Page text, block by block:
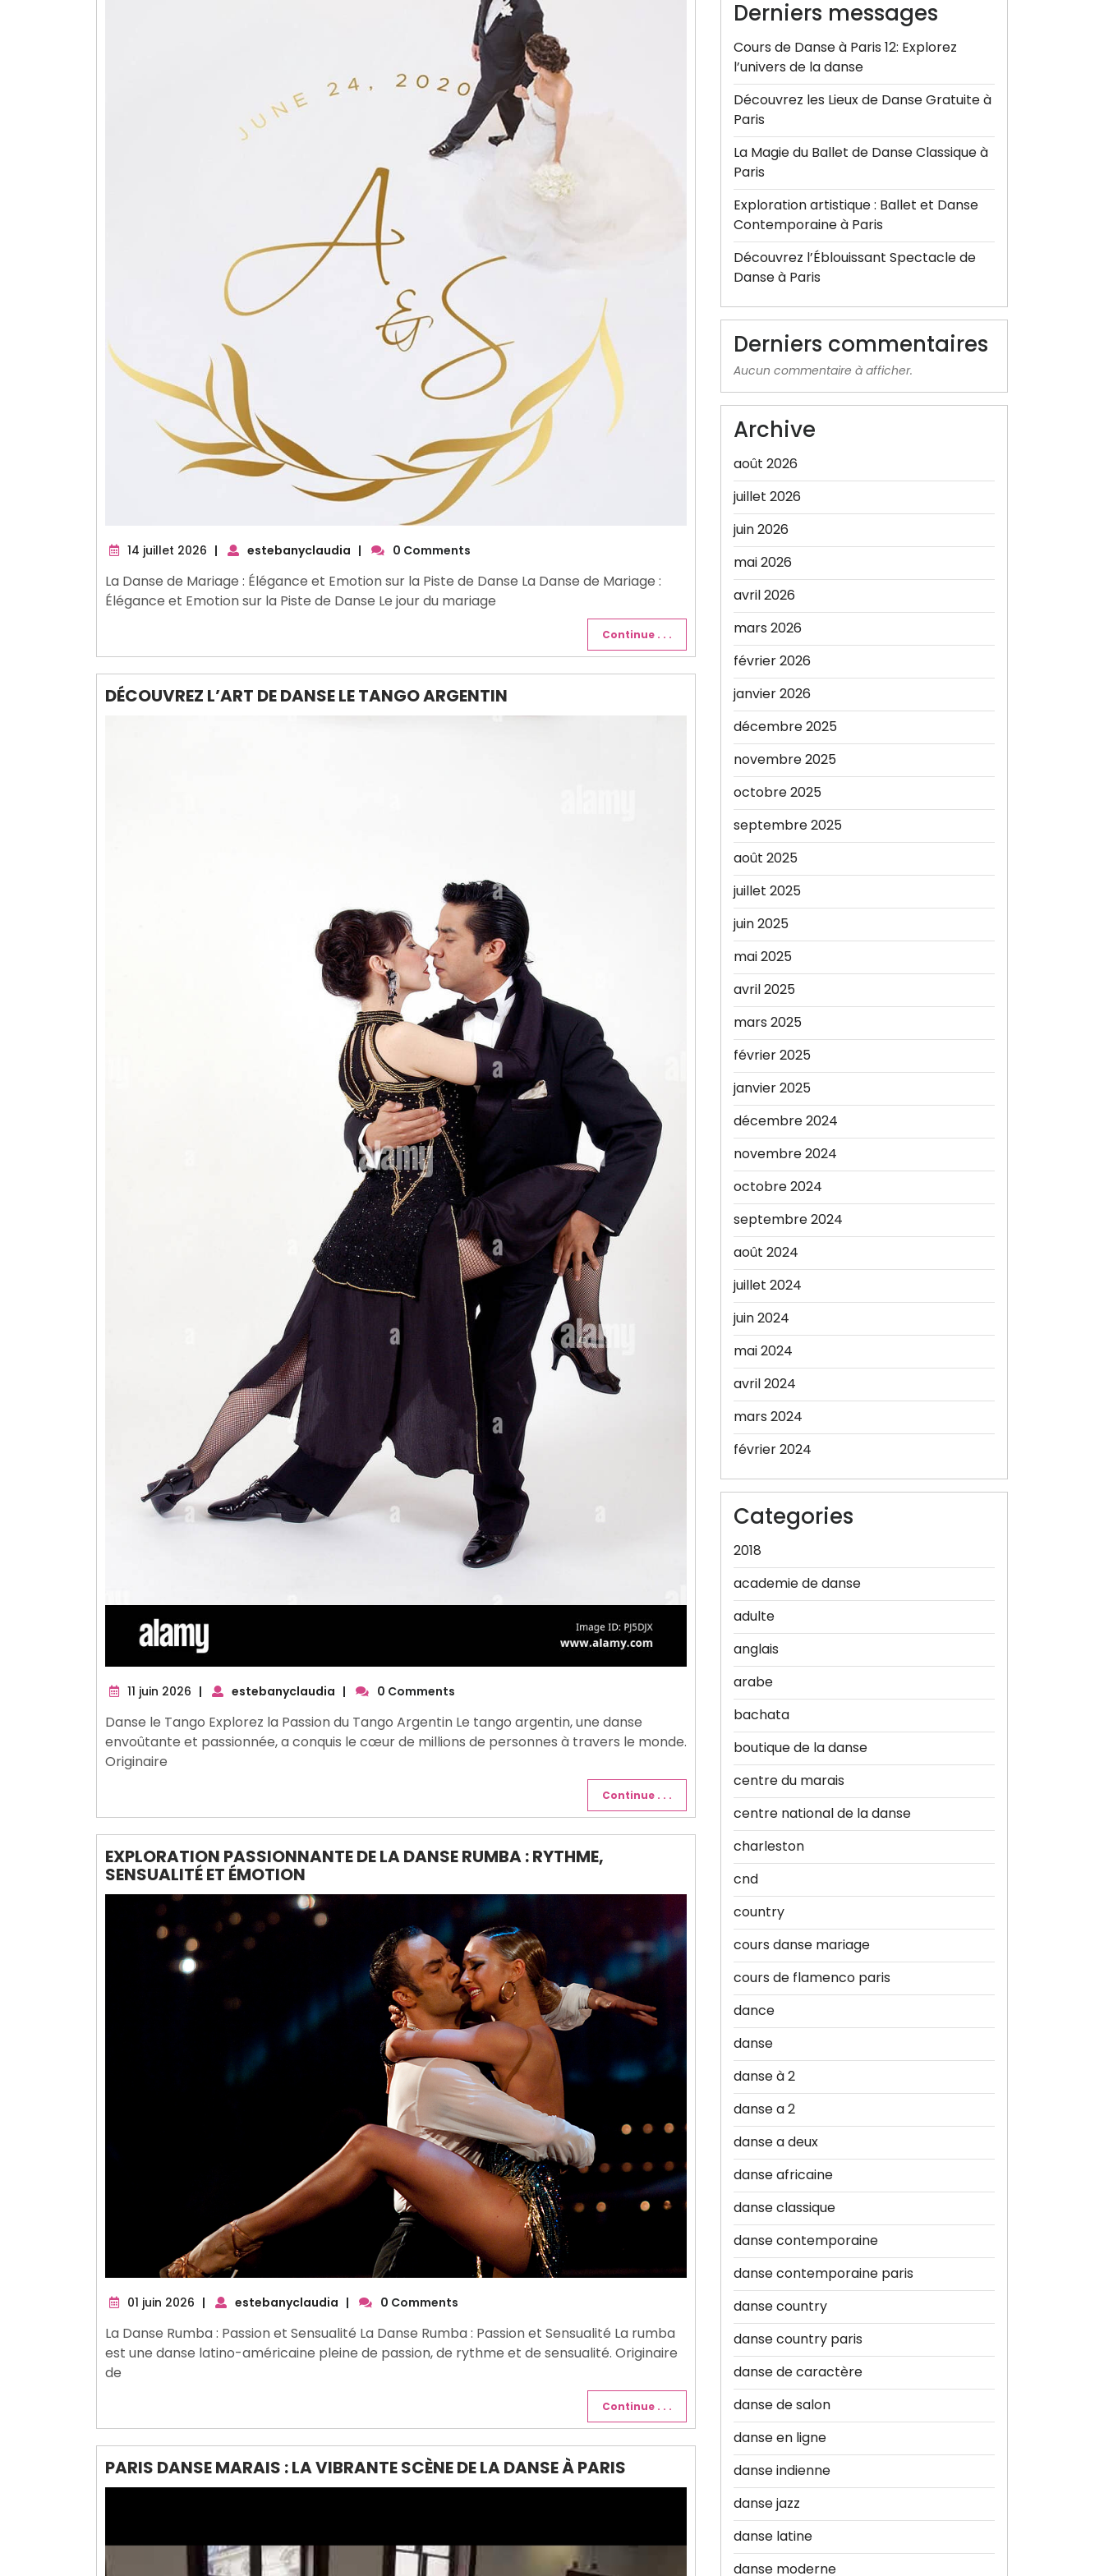
14 juillet 2026 14
2026
| estebanyclaudia | 0 Comments
La Danse de Mariage : Élégance et Emotion sur la Piste de Danse La Danse de Mariage :
Élégance et Emotion sur la Piste de Danse Le jour du mariage
Continue . . .
DÉCOUVREZ L’ART DE DANSE LE TANGO ARGENTIN
11 juin 2026 11
2026
| estebanyclaudia | 0 Comments
Danse le Tango Explorez la Passion du Tango Argentin Le tango argentin, une danse
envoûtante et passionnée, a conquis le cœur de millions de personnes à travers le monde.
Originaire
Continue . . .
EXPLORATION PASSIONNANTE DE LA DANSE RUMBA : RYTHME,
SENSUALITÉ ET ÉMOTION
01 juin 2026 01
2026
| estebanyclaudia | 0 Comments
La Danse Rumba : Passion et Sensualité La Danse Rumba : Passion et Sensualité La rumba
est une danse latino-américaine pleine de passion, de rythme et de sensualité. Originaire
de
Continue . . .
PARIS DANSE MARAIS : LA VIBRANTE SCÈNE DE LA DANSE À PARIS
Derniers messages
Cours de Danse à Paris 12: Explorez
l’univers de la danse
Découvrez les Lieux de Danse Gratuite à
Paris
La Magie du Ballet de Danse Classique à
Paris
Exploration artistique : Ballet et Danse
Contemporaine à Paris
Découvrez l’Éblouissant Spectacle de
Danse à Paris
Derniers commentaires
Aucun commentaire à afficher.
Archive
août 2026
juillet 2026
juin 2026
mai 2026
avril 2026
mars 2026
février 2026
janvier 2026
décembre 2025
novembre 2025
octobre 2025
septembre 2025
août 2025
juillet 2025
juin 2025
mai 2025
avril 2025
mars 2025
février 2025
janvier 2025
décembre 2024
novembre 2024
octobre 2024
septembre 2024
août 2024
juillet 2024
juin 2024
mai 2024
avril 2024
mars 2024
février 2024
Categories
2018
academie de danse
adulte
anglais
arabe
bachata
boutique de la danse
centre du marais
centre national de la danse
charleston
cnd
country
cours danse mariage
cours de flamenco paris
dance
danse
danse à 2
danse a 2
danse a deux
danse africaine
danse classique
danse contemporaine
danse contemporaine paris
danse country
danse country paris
danse de caractère
danse de salon
danse en ligne
danse indienne
danse jazz
danse latine
danse moderne